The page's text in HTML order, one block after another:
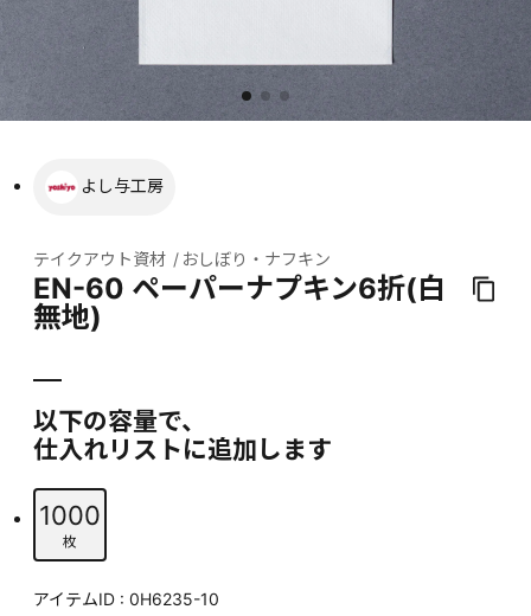
よし与工房
テイクアウト資材 おしぼり・ナフキン
EN-60 ペーパーナプキン6折(白
無地)
以下の容量で、
仕入れリストに追加します
1000
枚
アイテムID : 0H6235-10